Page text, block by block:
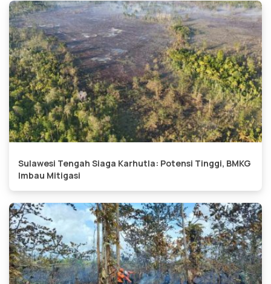
Sulawesi Tengah Siaga Karhutla: Potensi Tinggi, BMKG
Imbau Mitigasi